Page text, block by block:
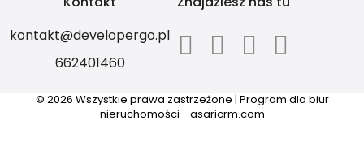
kontakt@developergo.pl
662401460
© 2026 Wszystkie prawa zastrzeżone | Program dla biur
nieruchomości - asaricrm.com